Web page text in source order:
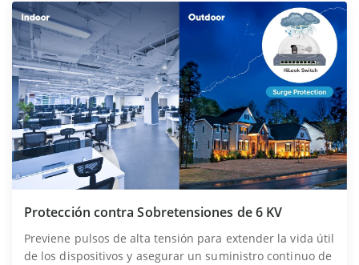
Protección contra Sobretensiones de 6 KV
Previene pulsos de alta tensión para extender la vida útil
de los dispositivos y asegurar un suministro continuo de